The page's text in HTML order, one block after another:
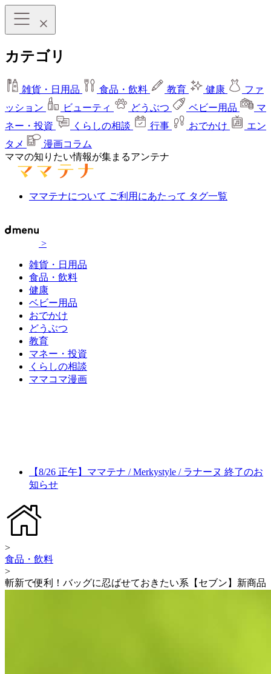
カテゴリ
雑貨・日用品 食品・飲料 教育 健康
ファ
ッション
ビューティ どうぶつ ベビー用品
マ
ネー・投資
くらしの相談 行事 おでかけ
エン
タメ
漫画コラム
ママの知りたい情報が集まるアンテナ
ママテナについて ご利用にあたって タグ一覧
>
雑貨・日用品
食品・飲料
健康
ベビー用品
おでかけ
どうぶつ
教育
マネー・投資
くらしの相談
ママコマ漫画
【8/26 正午】ママテナ / Merkystyle / ラナーヌ 終了のお
知らせ
>
食品・飲料
>
斬新で便利！バッグに忍ばせておきたい系【セブン】新商品